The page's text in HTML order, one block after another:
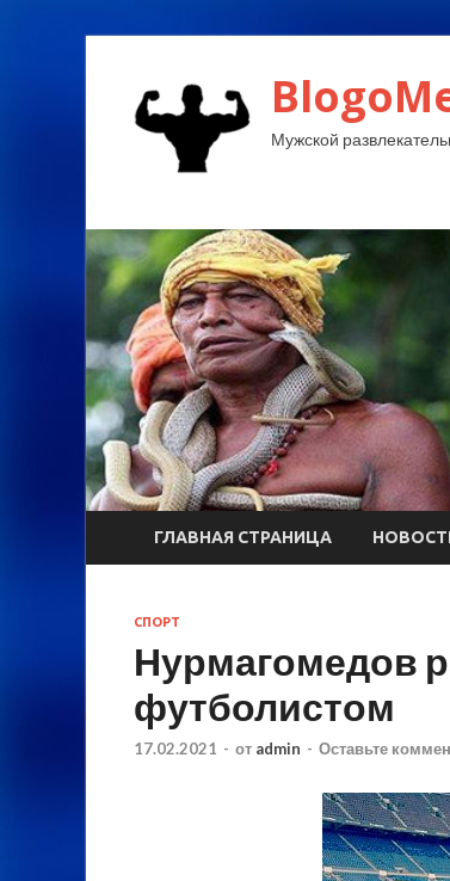
Мужской
ГЛАВНАЯ СТРАНИЦА
СПОРТ
Нурмагомедов
футболистом
17.02.2021 - от admin - Оставьте